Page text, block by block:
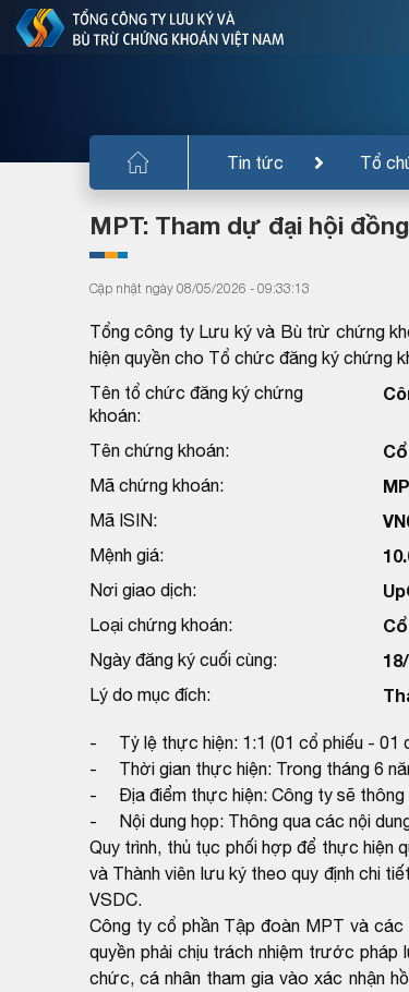
Tin tức Tổ
MPT: Tham dự đại hội
Cập nhật ngày 08/05/2026 - 09:33:13
Tổng công ty Lưu ký và Bù trừ chứng
hiện quyền cho Tổ chức đăng ký chứng
Tên tổ chức đăng ký chứng
khoán:
Tên chứng khoán:
Mã chứng khoán:
Mã ISIN:
Mệnh giá:
Nơi giao dịch:
Loại chứng khoán:
Ngày đăng ký cuối cùng:
Lý do mục đích:
- Tỷ lệ thực hiện: 1:1 (01 cổ phiếu - 01
- Thời gian thực hiện: Trong tháng 6
- Địa điểm thực hiện: Công ty sẽ thông
- Nội dung họp: Thông qua các nội
Quy trình, thủ tục phối hợp để thực hiện
và Thành viên lưu ký theo quy định chi
VSDC.
Công ty cổ phần Tập đoàn MPT và
quyền phải chịu trách nhiệm trước
chức, cá nhân tham gia vào xác nhận